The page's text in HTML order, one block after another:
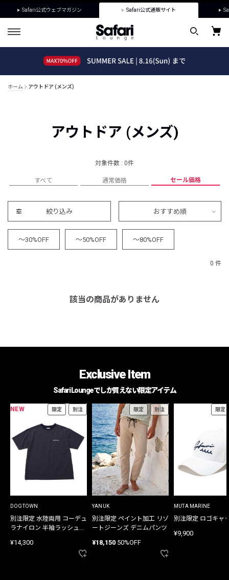
Safari公式ウェブマガジン Safari公式通販サイト
ホーム アウトドア (メンズ)
アウトドア (メンズ)
対象件数 : 0件
すべて 通常価格 セール価格
絞り込み おすすめ順
～30%OFF ～50%OFF ～80%OFF
0 件
該当の商品がありません
Exclusive Item
Safari Loungeでしか買えない限定アイテム
NEW 限定 別注
DOGTOWN
別注限定 水陸両用 コーデュ
ラナイロン 半袖ラッシュガ
¥14,300
限定 別注
YANUK
別注限定 ペイント加工 リゾ
ートジーンズ デニムパンツ
¥18,150 50%OFF
限定
MUTA MARINE
別注限定 ロゴキャ
¥9,900